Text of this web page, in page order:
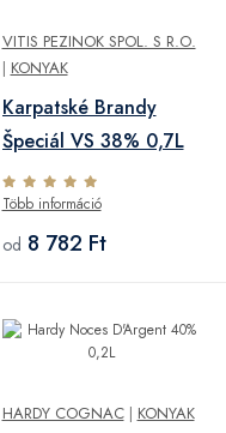
VITIS PEZINOK SPOL. S R.O.
| KONYAK
Karpatské Brandy
Špeciál VS 38% 0,7L
Több információ
od 8 782 Ft
HARDY COGNAC| KONYAK